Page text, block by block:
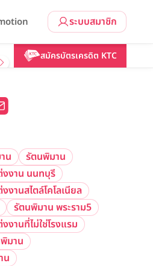
ระบบสมาชิก
สมัครบัตรเครดิต KTC
น
รัตนพิมาน
งาน นนทบุรี
านสไตล์โคโลเนียล
รัตนพิมาน พระราม5
งานที่ไม่ใช่โรงแรม
มาน
น